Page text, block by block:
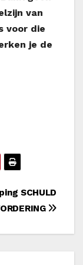
van
voor die
je de
SCHULD